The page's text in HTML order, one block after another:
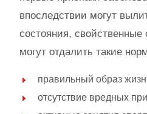
впоследствии могут
состояния, свойственные
могут отдалить такие
правильный образ
отсутствие вредных